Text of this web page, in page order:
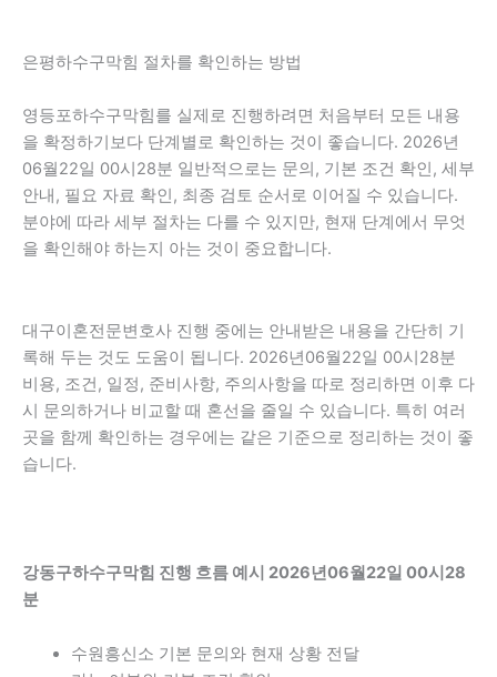
은평하수구막힘 절차를 확인하는 방법
영등포하수구막힘를 실제로 진행하려면 처음부터 모든 내용
을 확정하기보다 단계별로 확인하는 것이 좋습니다. 2026년
06월22일 00시28분 일반적으로는 문의, 기본 조건 확인, 세부
안내, 필요 자료 확인, 최종 검토 순서로 이어질 수 있습니다.
분야에 따라 세부 절차는 다를 수 있지만, 현재 단계에서 무엇
을 확인해야 하는지 아는 것이 중요합니다.
대구이혼전문변호사 진행 중에는 안내받은 내용을 간단히 기
록해 두는 것도 도움이 됩니다. 2026년06월22일 00시28분
비용, 조건, 일정, 준비사항, 주의사항을 따로 정리하면 이후 다
시 문의하거나 비교할 때 혼선을 줄일 수 있습니다. 특히 여러
곳을 함께 확인하는 경우에는 같은 기준으로 정리하는 것이 좋
습니다.
강동구하수구막힘 진행 흐름 예시 2026년06월22일 00시28
분
수원흥신소 기본 문의와 현재 상황 전달